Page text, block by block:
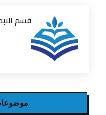
قسم